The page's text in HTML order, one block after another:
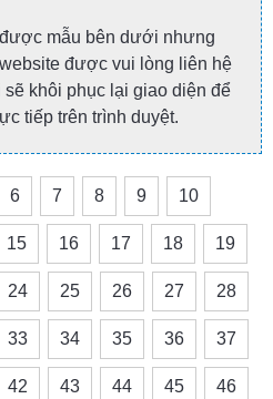
mẫu bên dưới nhưng
được vui lòng liên hệ
sẽ khôi phục lại giao diện để
tiếp trên trình duyệt.
6 7 8 9 10
15 16 17 18 19
24 25 26 27 28
33 34 35 36 37
42 43 44 45 46